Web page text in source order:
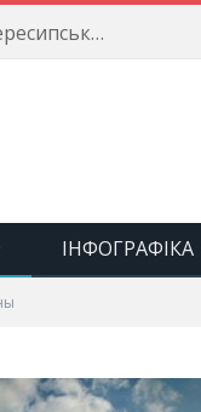
Енергетики завершили ремонтні роботи в Пересипському районі
ІНФОГРАФІКА